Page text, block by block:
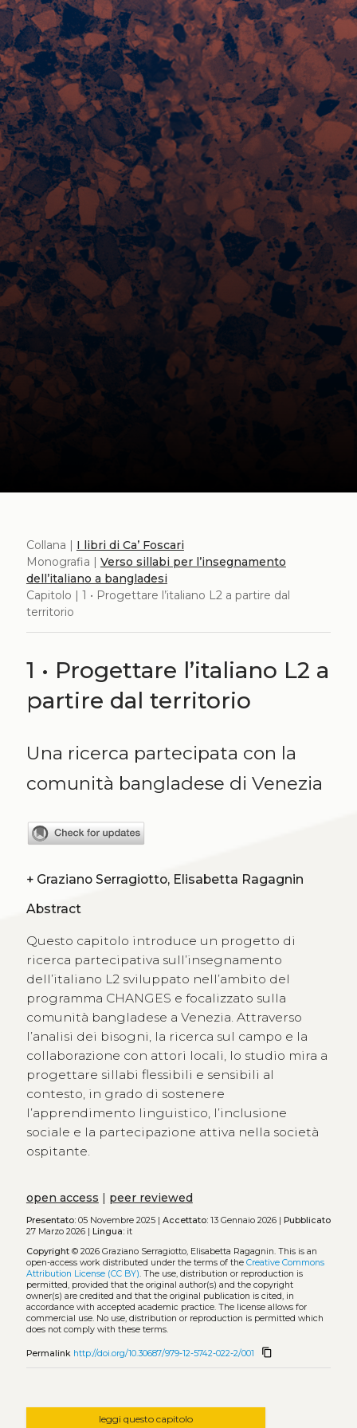
Collana | I libri di Ca’ Foscari
Monografia | Verso sillabi per l’insegnamento
dell’italiano a bangladesi
Capitolo | 1 • Progettare l’italiano L2 a partire dal
territorio
1 • Progettare l’italiano L2 a
partire dal territorio
Una ricerca partecipata con la
comunità bangladese di Venezia
+
Graziano Serragiotto, Elisabetta Ragagnin
Abstract
Questo capitolo introduce un progetto di
ricerca partecipativa sull’insegnamento
dell’italiano L2 sviluppato nell’ambito del
programma CHANGES e focalizzato sulla
comunità bangladese a Venezia. Attraverso
l’analisi dei bisogni, la ricerca sul campo e la
collaborazione con attori locali, lo studio mira a
progettare sillabi flessibili e sensibili al
contesto, in grado di sostenere
l’apprendimento linguistico, l’inclusione
sociale e la partecipazione attiva nella società
ospitante.
open access | peer reviewed
Presentato:05 Novembre 2025 | Accettato:13 Gennaio 2026 | Pubblicato
27 Marzo 2026 | Lingua:it
Copyright© 2026 Graziano Serragiotto, Elisabetta Ragagnin. This is an
open-access work distributed under the terms of the Creative Commons
Attribution License (CC BY). The use, distribution or reproduction is
permitted, provided that the original author(s) and the copyright
owner(s) are credited and that the original publication is cited, in
accordance with accepted academic practice. The license allows for
commercial use. No use, distribution or reproduction is permitted which
does not comply with these terms.
Permalink http://doi.org/10.30687/979-12-5742-022-2/001 content_copy
leggi questo capitolo